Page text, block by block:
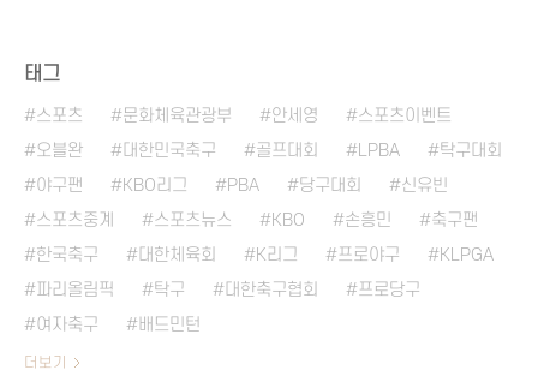
태그
스포츠 문화체육관광부 안세영
스포츠이벤트
오블완
대한민국축구 골프대회 LPBA
탁구대회
야구팬
KBO리그 PBA 당구대회
신유빈
스포츠중계
스포츠뉴스 KBO 손흥민
축구팬
한국축구
대한체육회 K리그 프로야구
KLPGA
파리올림픽
탁구 대한축구협회
프로당구
여자축구
배드민턴
더보기